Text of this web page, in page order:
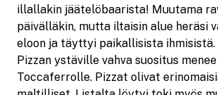
illallakin jäätelöbaarista! Muutama
päivälläkin, mutta iltaisin alue heräsi
eloon ja täyttyi paikallisista ihmisistä.
Pizzan ystäville vahva suositus
Toccaferrolle. Pizzat olivat